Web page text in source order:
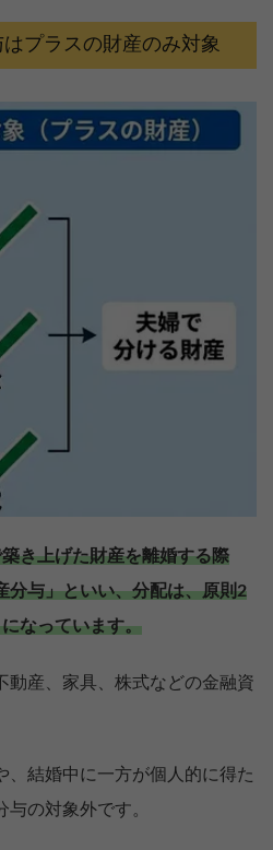
プラスの財産のみ対象
き上げた財産を離婚する際
分与」といい、分配は、原則2
なっています。
動産、家具、株式などの金融資
、結婚中に一方が個人的に得た
の対象外です。